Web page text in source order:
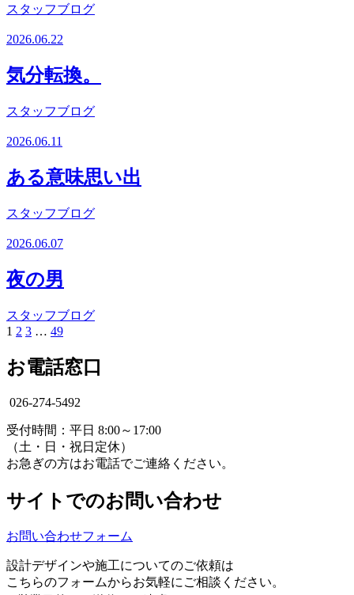
スタッフブログ
2026.06.22
気分転換。
スタッフブログ
2026.06.11
ある意味思い出
スタッフブログ
2026.06.07
夜の男
スタッフブログ
1 2 3 … 49
お電話窓口
026-274-5492
受付時間：平日 8:00～17:00
（土・日・祝日定休）
お急ぎの方はお電話でご連絡ください。
サイトでのお問い合わせ
お問い合わせフォーム
設計デザインや施工についてのご依頼は
こちらのフォームからお気軽にご相談ください。